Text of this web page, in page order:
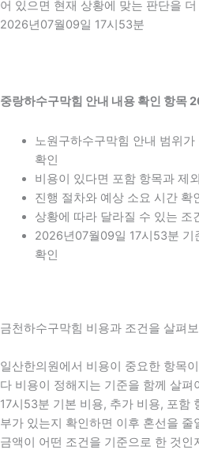
어 있으면 현재 상황에 맞는 판단을
2026년07월09일 17시53분
중랑하수구막힘 안내 내용 확인 항
노원구하수구막힘 안내 범위
확인
비용이 있다면 포함 항목과 제
진행 절차와 예상 소요 시간 확
상황에 따라 달라질 수 있는 조
2026년07월09일 17시53분 기
확인
금천하수구막힘 비용과 조건을 살펴
일산한의원에서 비용이 중요한 항목
다 비용이 정해지는 기준을 함께 살
17시53분 기본 비용, 추가 비용, 포함
부가 있는지 확인하면 이후 혼선을
금액이 어떤 조건을 기준으로 한 것